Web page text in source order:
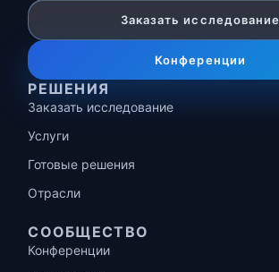
Заказать исследование
Конференции
РЕШЕНИЯ
Заказать исследование
Услуги
Готовые решения
Отрасли
СООБЩЕСТВО
Конференции